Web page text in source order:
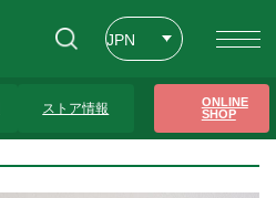
JPN
ストア情報
ONLINE
SHOP
円 ロープリース